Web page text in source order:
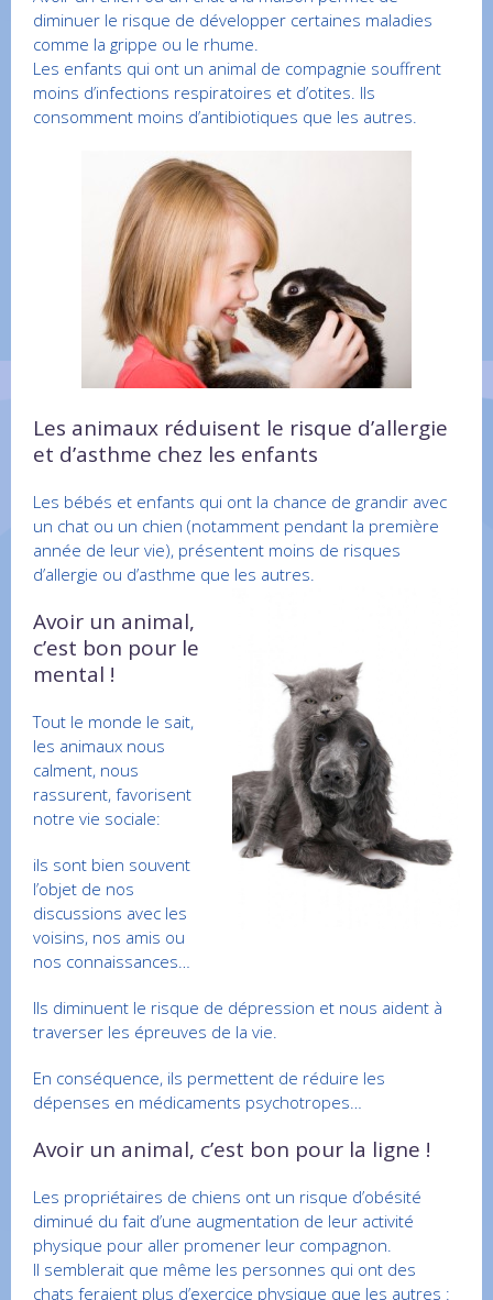
diminuer le risque de développer certaines maladies
comme la grippe ou le rhume.
Les enfants qui ont un animal de compagnie souffrent
moins d’infections respiratoires et d’otites. Ils
consomment moins d’antibiotiques que les autres.
Les animaux réduisent le risque d’allergie
et d’asthme chez les enfants
Les bébés et enfants qui ont la chance de grandir avec
un chat ou un chien (notamment pendant la première
année de leur vie), présentent moins de risques
d’allergie ou d’asthme que les autres.
Avoir un animal,
c’est bon pour le
mental !
Tout le monde le sait,
les animaux nous
calment, nous
rassurent, favorisent
notre vie sociale:
ils sont bien souvent
l’objet de nos
discussions avec les
voisins, nos amis ou
nos connaissances…
Ils diminuent le risque de dépression et nous aident à
traverser les épreuves de la vie.
En conséquence, ils permettent de réduire les
dépenses en médicaments psychotropes…
Avoir un animal, c’est bon pour la ligne !
Les propriétaires de chiens ont un risque d’obésité
diminué du fait d’une augmentation de leur activité
physique pour aller promener leur compagnon.
Il semblerait que même les personnes qui ont des
chats feraient plus d’exercice physique que les autres :